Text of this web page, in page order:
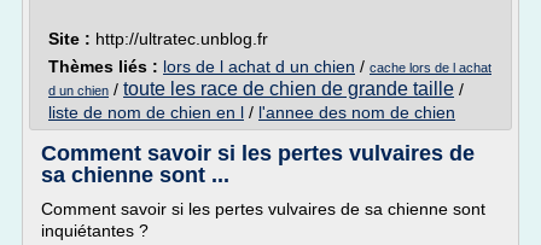
Site : http://ultratec.unblog.fr
Thèmes liés : lors de l achat d un chien / cache lors de l achat
d un chien / toute les race de chien de grande taille /
liste de nom de chien en l / l'annee des nom de chien
Comment savoir si les pertes vulvaires de
sa chienne sont ...
Comment savoir si les pertes vulvaires de sa chienne sont
inquiétantes ?